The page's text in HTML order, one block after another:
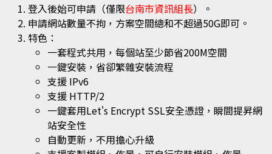
登入後始可申請（僅限台南市資訊組長）。
申請網站數量不拘，方案空間總和不超過50G即可。
特色：
一套程式共用，每個站至少節省200M空間
一鍵安裝，省卻繁雜安裝流程
支援 IPv6
支援 HTTP/2
一鍵套用Let's Encrypt SSL安全憑證，瞬間提昇網
站安全性
自動更新，不用擔心升級